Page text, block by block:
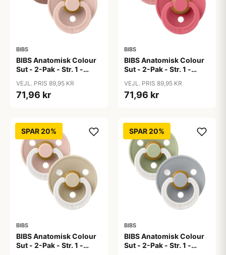
BIBS
BIBS Anatomisk Colour
Sut - 2-Pak - Str. 1 -
Blush/Woodchuck
VEJL. PRIS 89,95 KR
71,96 kr
BIBS
BIBS Anatomisk Colour
Sut - 2-Pak - Str. 1 -
Pink/Coral
VEJL. PRIS 89,95 KR
71,96 kr
SPAR 20%
BIBS
BIBS Anatomisk Colour
Sut - 2-Pak - Str. 1 -
SPAR 20%
BIBS
BIBS Anatomisk Colour
Sut - 2-Pak - Str. 1 -